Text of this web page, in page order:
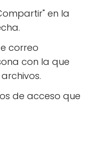
en la
correo
con la que
de acceso que